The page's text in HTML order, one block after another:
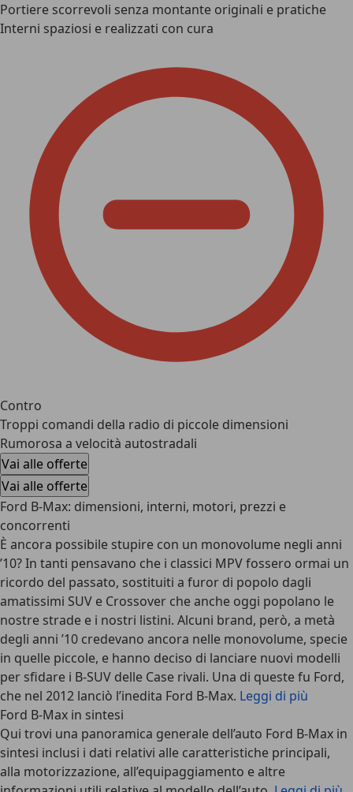
Portiere scorrevoli senza montante originali e pratiche
Interni spaziosi e realizzati con cura
Contro
Troppi comandi della radio di piccole dimensioni
Rumorosa a velocità autostradali
Vai alle offerte
Vai alle offerte
Ford B-Max: dimensioni, interni, motori, prezzi e
concorrenti
È ancora possibile stupire con un monovolume negli anni
’10? In tanti pensavano che i classici MPV fossero ormai un
ricordo del passato, sostituiti a furor di popolo dagli
amatissimi SUV e Crossover che anche oggi popolano le
nostre strade e i nostri listini. Alcuni brand, però, a metà
degli anni ’10 credevano ancora nelle monovolume, specie
in quelle piccole, e hanno deciso di lanciare nuovi modelli
per sfidare i B-SUV delle Case rivali. Una di queste fu Ford,
che nel 2012 lanciò l’inedita Ford B-Max. Leggi di più
Ford B-Max in sintesi
Qui trovi una panoramica generale dell’auto Ford B-Max in
sintesi inclusi i dati relativi alle caratteristiche principali,
alla motorizzazione, all’equipaggiamento e altre